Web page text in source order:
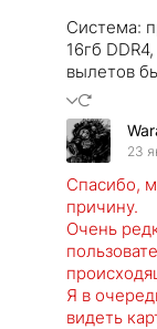
Система:
16гб
вылетов
23
Спасибо,
причину.
Очень
Я в
видеть